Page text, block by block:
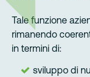
Tale funzione
rimanendo
in termini di:
sviluppo di